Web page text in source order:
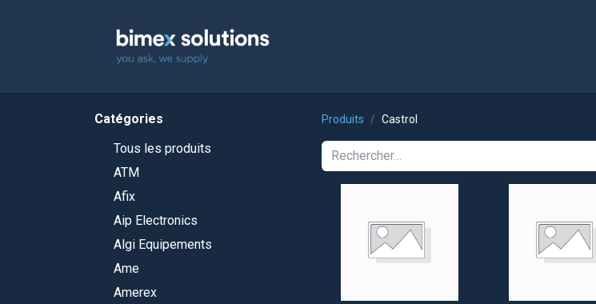
Catégories
Tous les produits
ATM
Afix
Aip Electronics
Algi Equipements
Ame
Amerex
Produits Castrol